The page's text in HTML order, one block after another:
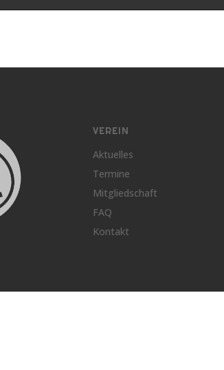
VEREIN
Aktuelles
Termine
Mitgliedschaft
FAQ
Kontakt